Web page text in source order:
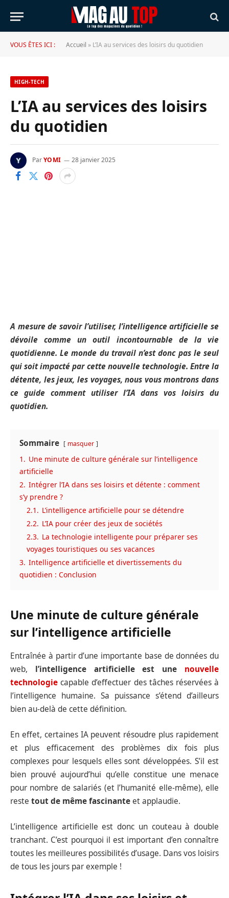
VOUS ÊTES ICI : Accueil » L’IA au services des loisirs du quotidien
HIGH-TECH
L’IA au services des loisirs
du quotidien
ParYOMI 28 janvier 2025
A mesure de savoir l’utiliser, l’intelligence artificielle se
dévoile comme un outil incontournable de la vie
quotidienne. Le monde du travail n’est donc pas le seul
qui soit impacté par cette nouvelle technologie. Entre la
détente, les jeux, les voyages, nous vous montrons dans
ce guide comment utiliser l’IA dans vos loisirs du
quotidien.
Sommaire masquer
1. Une minute de culture générale sur l’intelligence
artificielle
2. Intégrer l’IA dans ses loisirs et détente : comment
s’y prendre ?
2.1. L’intelligence artificielle pour se détendre
2.2. L’IA pour créer des jeux de sociétés
2.3. La technologie intelligente pour préparer ses
voyages touristiques ou ses vacances
3. Intelligence artificielle et divertissements du
quotidien : Conclusion
Une minute de culture générale
sur l’intelligence artificielle
Entraînée à partir d’une importante base de données du
web, l’intelligence artificielle est une nouvelle
technologie capable d’effectuer des tâches réservées à
l’intelligence humaine. Sa puissance s’étend d’ailleurs
bien au-delà de cette définition.
En effet, certaines IA peuvent résoudre plus rapidement
et plus efficacement des problèmes dix fois plus
complexes pour lesquels elles sont développées. S’il est
bien prouvé aujourd’hui qu’elle constitue une menace
pour nombre de salariés (et l’humanité elle-même), elle
reste tout de même fascinanteet applaudie.
L’intelligence artificielle est donc un couteau à double
tranchant. C’est pourquoi il est important d’en connaître
toutes les meilleures possibilités d’usage. Dans vos loisirs
de tous les jours par exemple !